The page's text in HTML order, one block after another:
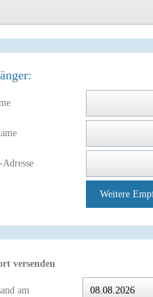
Weitere
versenden
am